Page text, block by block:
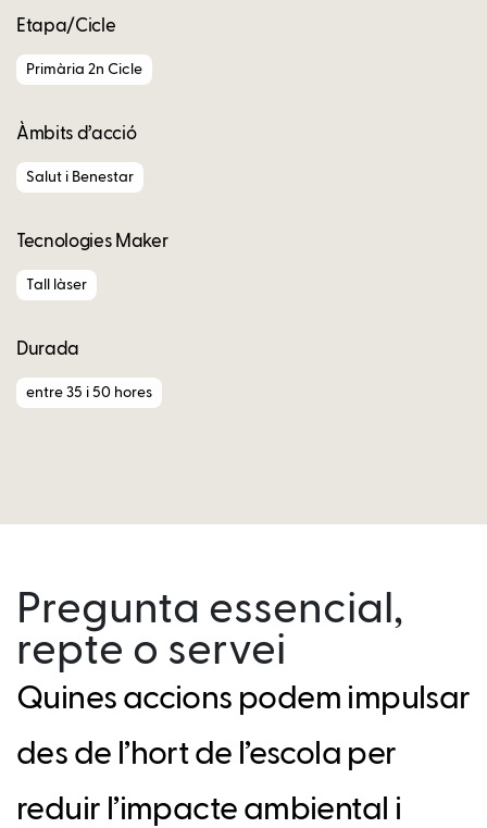
Etapa/Cicle
Primària 2n Cicle
Àmbits d’acció
Salut i Benestar
Tecnologies Maker
Tall làser
Durada
entre 35 i 50 hores
Pregunta essencial,
repte o servei
Quines accions podem impulsar
des de l’hort de l’escola per
reduir l’impacte ambiental i